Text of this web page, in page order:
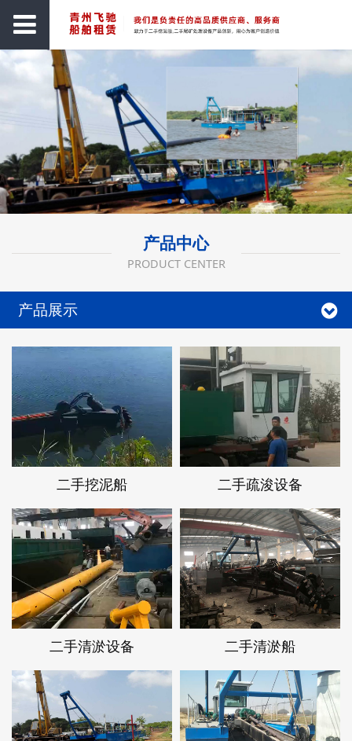
产品中心
PRODUCT CENTER
产品展示
二手挖泥船 二手疏浚设备
二手清淤设备 二手清淤船